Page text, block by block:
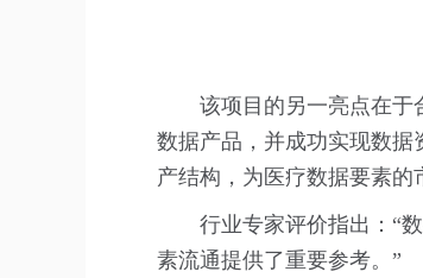
该项目的另一亮点在于
数据产品，并成功实现数
产结构，为医疗数据要素的
行业专家评价指出：“
素流通提供了重要参考。”